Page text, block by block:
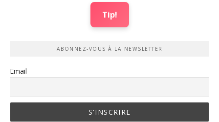
Tip!
ABONNEZ-VOUS À LA NEWSLETTER
Email